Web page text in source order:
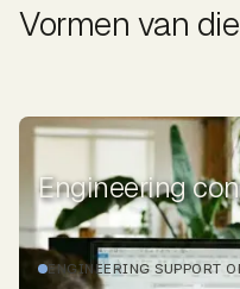
Vormen van
ENGINEERING SUPPORT
Engineering